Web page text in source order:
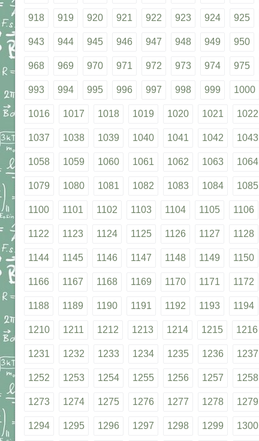
918 919 920 921 922 923 924 925
943 944 945 946 947 948 949 950
968 969 970 971 972 973 974 975
993 994 995 996 997 998 999 1000
1016 1017 1018 1019 1020 1021 1022
1037 1038 1039 1040 1041 1042 1043
1058 1059 1060 1061 1062 1063 1064
1079 1080 1081 1082 1083 1084 1085
1100 1101 1102 1103 1104 1105 1106
1122 1123 1124 1125 1126 1127 1128
1144 1145 1146 1147 1148 1149 1150
1166 1167 1168 1169 1170 1171 1172
1188 1189 1190 1191 1192 1193 1194
1210 1211 1212 1213 1214 1215 1216
1231 1232 1233 1234 1235 1236 1237
1252 1253 1254 1255 1256 1257 1258
1273 1274 1275 1276 1277 1278 1279
1294 1295 1296 1297 1298 1299 1300